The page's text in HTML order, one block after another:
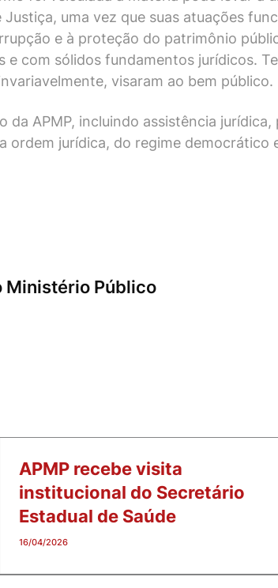
uma vez que suas atuações
e à proteção do patrimônio
com sólidos fundamentos jurídicos.
visaram ao bem público.
APMP, incluindo assistência
ordem jurídica, do regime democrático
Ministério Público
APMP recebe visita
institucional do Secretário
Estadual de Saúde
16/04/2026